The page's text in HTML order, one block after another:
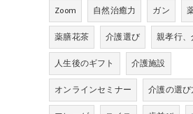
Zoom
自然治癒力 ガン
薬膳花茶
介護選び
親孝行
人生後のギフト
介護施設
オンラインセミナー
介護の選